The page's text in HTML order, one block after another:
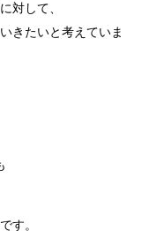
対して、
きたいと考えていま
す。